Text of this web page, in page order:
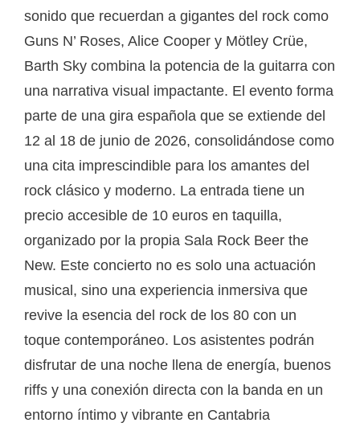
sonido que recuerdan a gigantes del rock como
Guns N’ Roses, Alice Cooper y Mötley Crüe,
Barth Sky combina la potencia de la guitarra con
una narrativa visual impactante. El evento forma
parte de una gira española que se extiende del
12 al 18 de junio de 2026, consolidándose como
una cita imprescindible para los amantes del
rock clásico y moderno. La entrada tiene un
precio accesible de 10 euros en taquilla,
organizado por la propia Sala Rock Beer the
New. Este concierto no es solo una actuación
musical, sino una experiencia inmersiva que
revive la esencia del rock de los 80 con un
toque contemporáneo. Los asistentes podrán
disfrutar de una noche llena de energía, buenos
riffs y una conexión directa con la banda en un
entorno íntimo y vibrante en Cantabria